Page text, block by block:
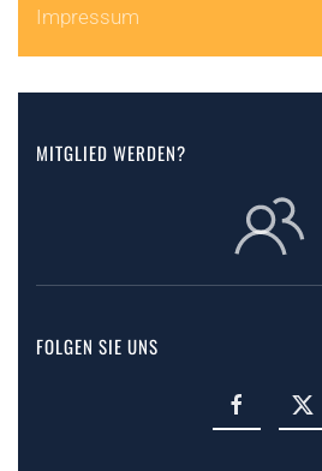
Impressum
MITGLIED WERDEN?
FOLGEN SIE UNS